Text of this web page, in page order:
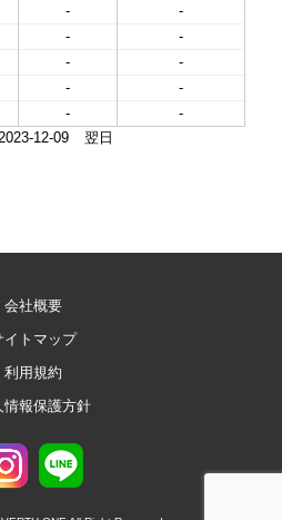
-
-
-
-
-
-
-
-
-
-
2023-12-09 翌日
会社概要
イトマップ
利用規約
情報保護方針